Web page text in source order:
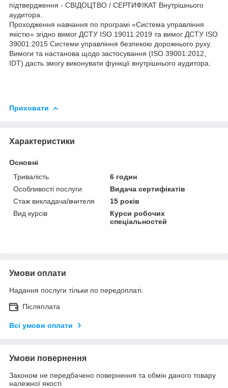
підтвердження - СВІДОЦТВО / СЕРТИФІКАТ Внутрішнього
аудитора.
Проходження навчання по програмі «Система управління
якістю» згідно вимог ДСТУ ISO 19011:2019 та вимог ДСТУ ISO
39001:2015 Системи управління безпекою дорожнього руху.
Вимоги та настанова щодо застосування (ISO 39001:2012,
IDT) дасть змогу виконувати функції внутрішнього аудитора.
Приховати
Характеристики
Основні
Тривалість
6 годин
Особливості послуги
Видача сертифікатів
Стаж викладача/вчителя
15 років
Вид курсів
Курси робочих
спеціальностей
Умови оплати
Надання послуги тільки по передоплаті.
Післяплата
Всі умови оплати
Умови повернення
Законом не передбачено повернення та обмін даного товару
належної якості